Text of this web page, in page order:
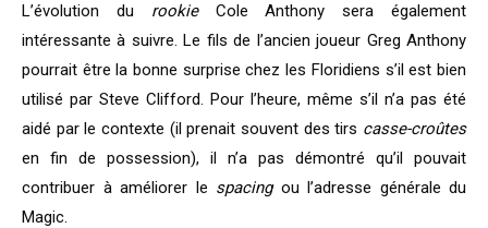
L’évolution du rookieCole Anthony sera également
intéressante à suivre. Le fils de l’ancien joueur Greg Anthony
pourrait être la bonne surprise chez les Floridiens s’il est bien
utilisé par Steve Clifford. Pour l’heure, même s’il n’a pas été
aidé par le contexte (il prenait souvent des tirs casse-croûtes
en fin de possession), il n’a pas démontré qu’il pouvait
contribuer à améliorer le spacingou l’adresse générale du
Magic.